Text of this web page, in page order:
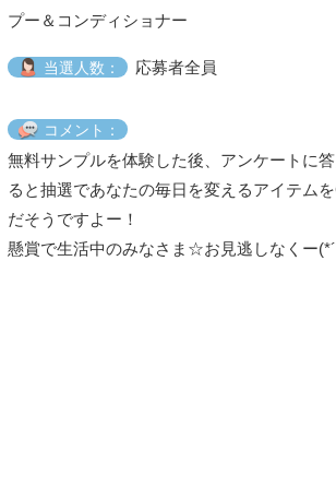
プー＆コンディショナー
当選人数： 応募者全員
コメント：
無料サンプルを体験した後、アンケートに
ると抽選であなたの毎日を変えるアイテム
だそうですよー！
懸賞で生活中のみなさま☆お見逃しなくー